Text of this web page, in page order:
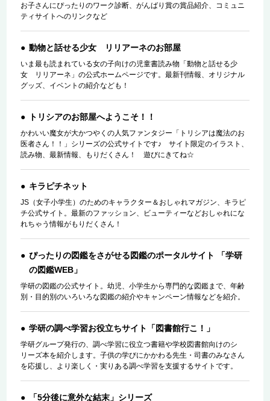
お子さんにぴったりのワーク診断、がんばり賞の賞品紹介、コミュニ
ティサイトへのリンクなど
動物と話せる少女 リリアーネのお部屋
いま最も読まれている女の子向けの児童書読み物「動物と話せる少
女 リリアーネ」の公式ホームページです。最新刊情報、オリジナル
グッズ、イベントの紹介なども！
トリシアのお部屋へようこそ！！
かわいい魔女が大かつやくの人気ファンタジー「トリシアは魔法のお
医者さん！！」シリーズの公式サイトです♪ サイト限定のイラスト、
読み物、最新情報、もりだくさん！ 遊びにきてね☆
キラピチネット
JS（女子小学生）のためのキャラクター＆おしゃれマガジン、キラピ
チ公式サイト。最新のファッション、ビューティーなどおしゃれにな
れちゃう情報がもりだくさん！
ぴったりの図鑑をさがせる図鑑のポータルサイト 「学研
の図鑑WEB」
学研の図鑑の公式サイト。幼児、小学生から専門的な図鑑まで、年齢
別・目的別のいろいろな図鑑の紹介やキャンペーン情報などを紹介。
学研の調べ学習お役立ちサイト「図書館行こ！」
学研グループ発行の、調べ学習に役立つ書籍や学校図書館向けのシ
リーズ本を紹介します。子供の学びにかかわる先生・司書のみなさん
を応援し、より楽しく・実りある調べ学習を支援するサイトです。
「5分後に意外な結末」シリーズ